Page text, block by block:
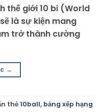
thế giới 10 bi (World
là sự kiện mang
trở thành cường
→
thẻ 10ball, bảng xếp hạng